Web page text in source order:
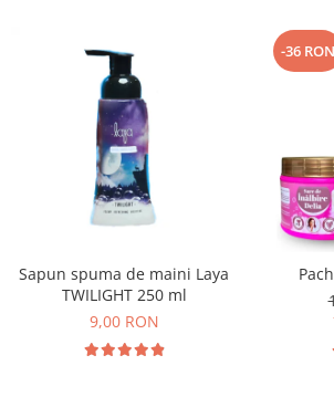
Sapun spuma de maini Laya
TWILIGHT 250 ml
9,00 RON
-36 RON